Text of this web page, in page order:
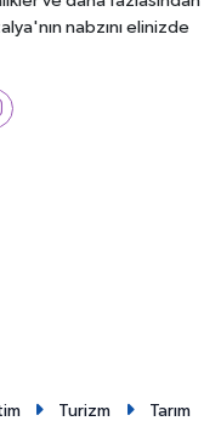
nabzını elinizde
Turizm Tarım